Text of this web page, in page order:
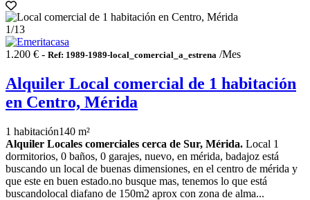
1/13
1.200 € - Ref: 1989-1989-local_comercial_a_estrena /Mes
Alquiler Local comercial de 1 habitación
en Centro, Mérida
1 habitación140 m²
Alquiler Locales comerciales cerca de Sur, Mérida. Local 1
dormitorios, 0 baños, 0 garajes, nuevo, en mérida, badajoz está
buscando un local de buenas dimensiones, en el centro de mérida y
que este en buen estado.no busque mas, tenemos lo que está
buscandolocal diafano de 150m2 aprox con zona de alma...